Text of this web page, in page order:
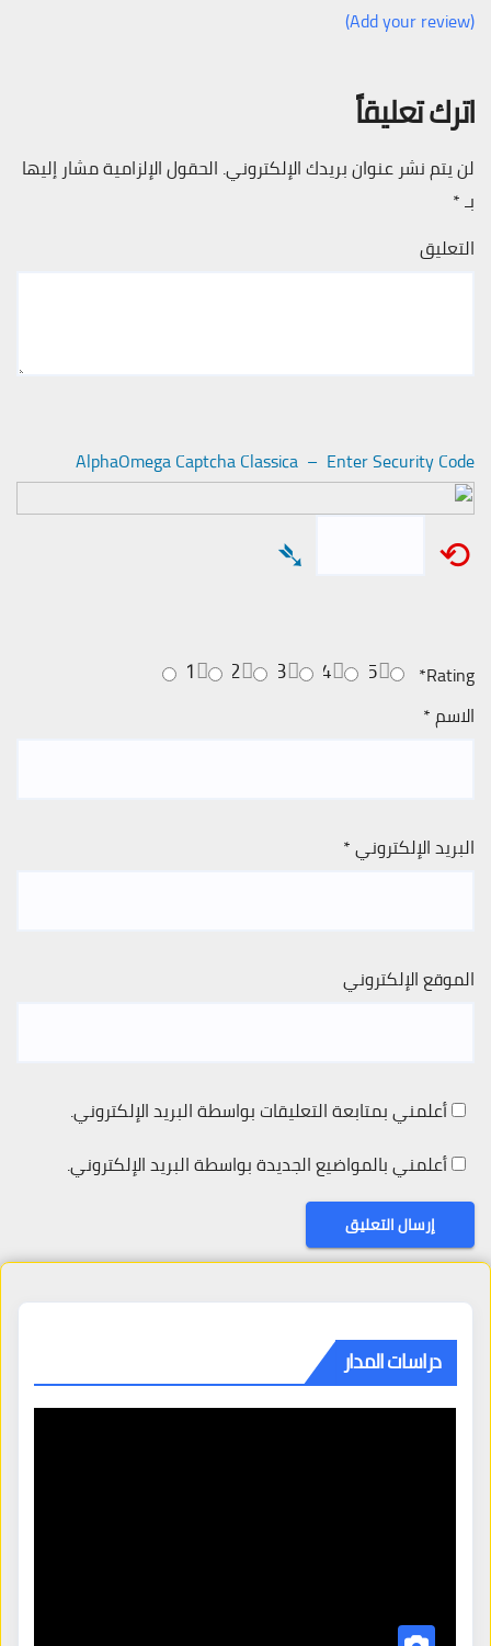
(Add your review)
اترك تعليقاً
لن يتم نشر عنوان بريدك الإلكتروني. الحقول الإلزامية مشار إليها
بـ*
التعليق
AlphaOmega Captcha Classica – Enter Security Code
⟲
➴
Rating
*
5
4
3
2
1
الاسم*
البريد الإلكتروني*
الموقع الإلكتروني
أعلمني بمتابعة التعليقات بواسطة البريد الإلكتروني.
أعلمني بالمواضيع الجديدة بواسطة البريد الإلكتروني.
دراسات المدار